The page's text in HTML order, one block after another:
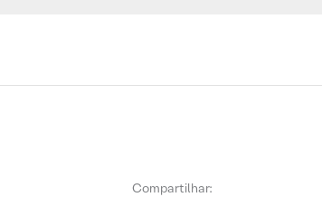
Compartilhar: